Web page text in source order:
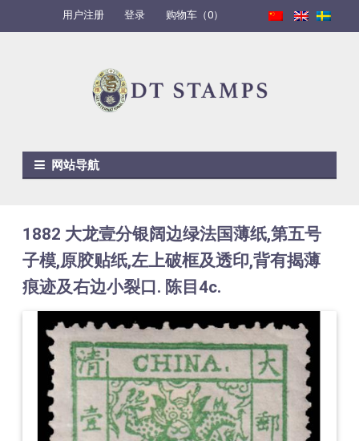
用户注册 登录 购物车（0）
网站导航
1882 大龙壹分银阔边绿法国薄纸,第五号
子模,原胶贴纸,左上破框及透印,背有揭薄
痕迹及右边小裂口. 陈目4c.